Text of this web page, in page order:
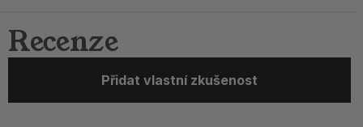
Recenze
Přidat vlastní zkušenost